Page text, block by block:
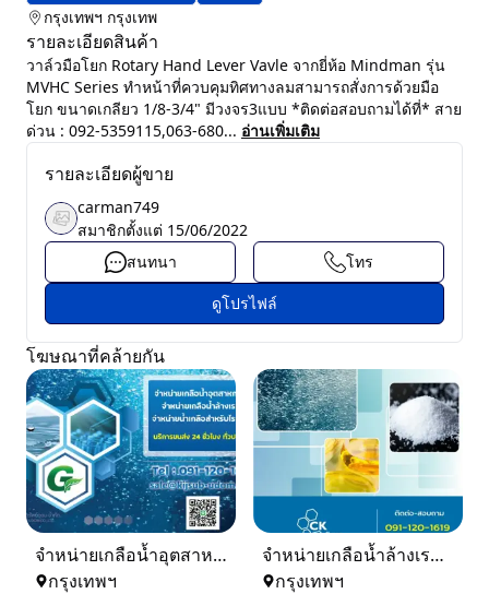
กรุงเทพฯ กรุงเทพ
รายละเอียดสินค้า
วาล์วมือโยก Rotary Hand Lever Vavle จากยี่ห้อ Mindman รุ่น
MVHC Series ทำหน้าที่ควบคุมทิศทางลมสามารถสั่งการด้วยมือ
โยก ขนาดเกลียว 1/8-3/4" มีวงจร3แบบ *ติดต่อสอบถามได้ที่* สาย
ด่วน : 092-5359115,063-680... อ่านเพิ่มเติม
รายละเอียดผู้ขาย
carman749
สมาชิกตั้งแต่ 15/06/2022
สนทนา
โทร
ดูโปรไฟล์
โฆษณาที่คล้ายกัน
จำหน่ายเกลือน้ำอุตสาหกรรม เกลือน้ำล้างเรซิ่น
กรุงเทพฯ
จำหน่ายเกลือน้ำล้างเรซิ่น จำหน่ายเกลือน้ำอุตสาหกรรม
กรุงเทพฯ